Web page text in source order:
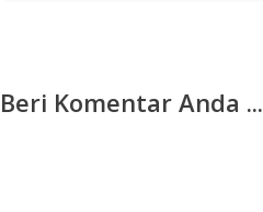
Beri Komentar Anda ...